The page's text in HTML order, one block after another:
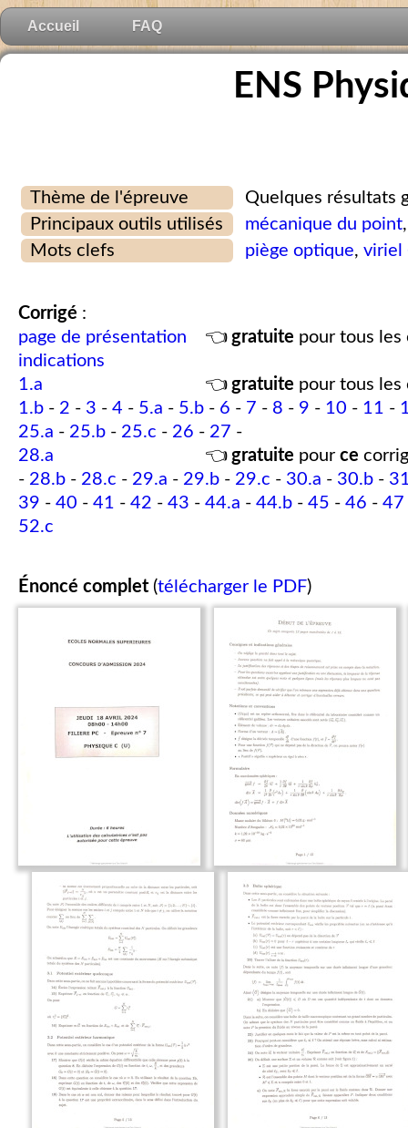
Accueil FAQ
ENS
Thème de l'épreuve
Quelques résultats
Principaux outils utilisés
mécanique du point
Mots clefs
piège optique,viriel
Corrigé :
page de présentation
👈 gratuite pour tous les
indications
1.a
👈 gratuite pour tous les
1.b - 2 - 3 - 4 - 5.a - 5.b - 6 - 7 - 8 - 9 - 10 - 11 -
25.a - 25.b - 25.c - 26 - 27 -
28.a
👈 gratuite pour ce
- 28.b - 28.c - 29.a - 29.b - 29.c - 30.a - 30.b -
39 - 40 - 41 - 42 - 43 - 44.a - 44.b - 45 - 46 - 47
52.c
Énoncé complet (télécharger le PDF)